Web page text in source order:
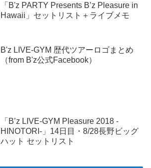
「B'z PARTY Presents B’z Pleasure in
Hawaii」セットリスト＋ライブメモ
B'z LIVE-GYM 歴代ツアーロゴまとめ
（from B'z公式Facebook）
「B’z LIVE-GYM Pleasure 2018 -
HINOTORI-」14日目・8/28長野ビッグ
ハット セットリスト